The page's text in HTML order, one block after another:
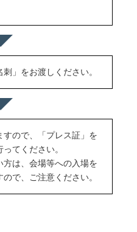
」をお渡しください。
すので、「プレス証」を
てください。
方は、会場等への入場を
で、ご注意ください。